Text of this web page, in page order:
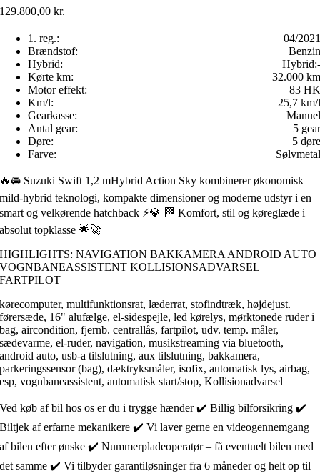
129.800,00kr.
1. reg.:
04/2021
Brændstof:
Benzin
Hybrid:
Hybrid:-
Kørte km:
32.000 km
Motor effekt:
83 HK
Km/l:
25,7 km/l
Gearkasse:
Manuel
Antal gear:
5 gear
Døre:
5 døre
Farve:
Sølvmetal
🔥🚘 Suzuki Swift 1,2 mHybrid Action Sky kombinerer økonomisk
mild-hybrid teknologi, kompakte dimensioner og moderne udstyr i en
smart og velkørende hatchback ⚡️💎 🏁 Komfort, stil og køreglæde i
absolut topklasse 🌟🚀
HIGHLIGHTS: NAVIGATION BAKKAMERA ANDROID AUTO
VOGNBANEASSISTENT KOLLISIONSADVARSEL
FARTPILOT
kørecomputer, multifunktionsrat, læderrat, stofindtræk, højdejust.
førersæde, 16" alufælge, el-sidespejle, led kørelys, mørktonede ruder i
bag, aircondition, fjernb. centrallås, fartpilot, udv. temp. måler,
sædevarme, el-ruder, navigation, musikstreaming via bluetooth,
android auto, usb-a tilslutning, aux tilslutning, bakkamera,
parkeringssensor (bag), dæktryksmåler, isofix, automatisk lys, airbag,
esp, vognbaneassistent, automatisk start/stop, Kollisionadvarsel
Ved køb af bil hos os er du i trygge hænder ✔️ Billig bilforsikring ✔️
Biltjek af erfarne mekanikere ✔️ Vi laver gerne en videogennemgang
af bilen efter ønske ✔️ Nummerpladeoperatør – få eventuelt bilen med
det samme ✔️ Vi tilbyder garantiløsninger fra 6 måneder og helt op til